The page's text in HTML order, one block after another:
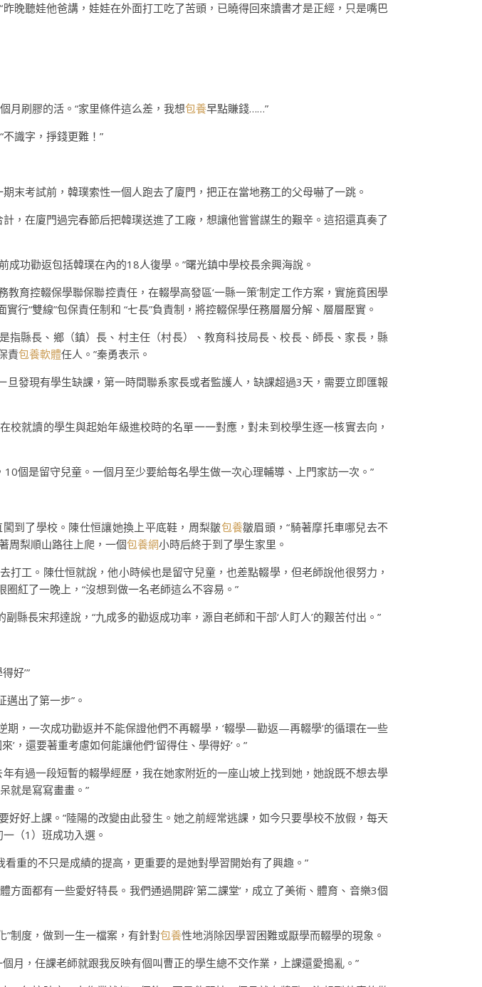
晚聽娃他爸講，娃娃在外面打工吃了苦頭，已曉得回來讀書才是正經，只是嘴巴
月刷膠的活。“家里條件這么差，我想包養早點賺錢……”
識字，掙錢更難！”
末考試前，韓璞索性一個人跑去了廈門，把正在當地務工的父母嚇了一跳。
，在廈門過完春節后把韓璞送進了工廠，想讓他嘗嘗謀生的艱辛。這招還真奏了
成功勸返包括韓璞在內的18人復學。”曙光鎮中學校長余興海說。
育控輟保學聯保聯控責任，在輟學高發區‘一縣一策’制定工作方案，實施貧困學
行“雙線”包保責任制和 “七長”負責制，將控輟保學任務層層分解、層層壓實。
指縣長、鄉（鎮）長、村主任（村長）、教育科技局長、校長、師長、家長，縣
責包養軟體任人。”秦勇表示。
發現有學生缺課，第一時間聯系家長或者監護人，缺課超過3天，需要立即匯報
就讀的學生與起始年級進校時的名單一一對應，對未到校學生逐一核實去向，
個是留守兒童。一個月至少要給每名學生做一次心理輔導、上門家訪一次。”
闖到了學校。陳仕恒讓她換上平底鞋，周梨皺包養皺眉頭，“騎著摩托車哪兒去不
周梨順山路往上爬，一個包養網小時后終于到了學生家里。
工。陳仕恒就說，他小時候也是留守兒童，也差點輟學，但老師說他很努力，
紅了一晚上，“沒想到做一名老師這么不容易。”
縣長宋邦達說，“九成多的勸返成功率，源自老師和干部‘人盯人’的艱苦付出。”
好’”
出了第一步”。
，一次成功勸返并不能保證他們不再輟學，‘輟學—勸返—再輟學’的循環在一些
’，還要著重考慮如何能讓他們‘留得住、學得好’。”
有過一段短暫的輟學經歷，我在她家附近的一座山坡上找到她，她說既不想去學
就是寫寫畫畫。”
好上課。”陸陽的改變由此發生。她之前經常逃課，如今只要學校不放假，每天
（1）班成功入選。
重的不只是成績的提高，更重要的是她對學習開始有了興趣。”
面都有一些愛好特長。我們通過開辟‘第二課堂’，成立了美術、體育、音樂3個
”制度，做到一生一檔案，有針對包養性地消除因學習困難或厭學而輟學的現象。
月，任課老師就跟我反映有個叫曹正的學生總不交作業，上課還愛搗亂。”